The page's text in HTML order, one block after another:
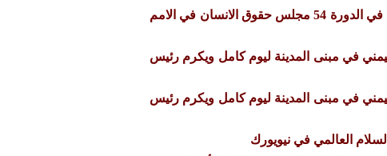
احاطة لممثلة الرابطة في الدورة 54 مجلس حقوق الانسان في الامم
في مبنى المدينة ليوم كامل ويكرم رئيس
في مبنى المدينة ليوم كامل ويكرم رئيس
العالمي في نيويورك